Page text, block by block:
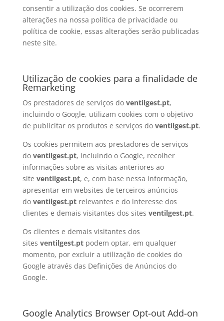
consentir a utilização dos cookies. Se ocorrerem
alterações na nossa política de privacidade ou
política de cookie, essas alterações serão publicadas
neste site.
Utilização de cookies para a finalidade de
Remarketing
Os prestadores de serviços do ventilgest.pt,
incluindo o Google, utilizam cookies com o objetivo
de publicitar os produtos e serviços do ventilgest.pt.
Os cookies permitem aos prestadores de serviços
do ventilgest.pt, incluindo o Google, recolher
informações sobre as visitas anteriores ao
site ventilgest.pt, e, com base nessa informação,
apresentar em websites de terceiros anúncios
do ventilgest.ptrelevantes e do interesse dos
clientes e demais visitantes dos sites ventilgest.pt.
Os clientes e demais visitantes dos
sites ventilgest.ptpodem optar, em qualquer
momento, por excluir a utilização de cookies do
Google através das Definições de Anúncios do
Google.
Google Analytics Browser Opt-out Add-on